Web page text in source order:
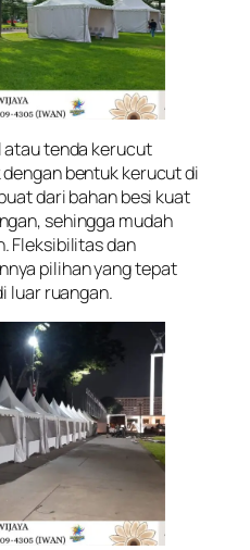
tenda kerucut
bentuk kerucut di
dari bahan besi kuat
sehingga mudah
Fleksibilitas dan
pilihan yang tepat
luar ruangan.